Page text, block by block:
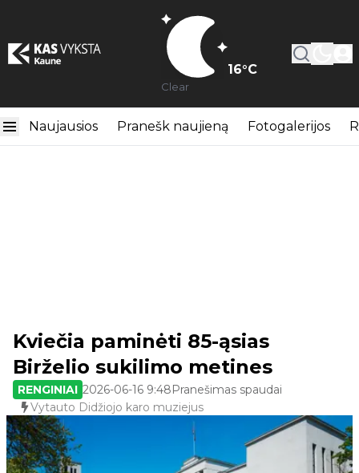
16°C
Clear
Naujausios Pranešk naujieną Fotogalerijos
Kviečia paminėti 85-ąsias
Birželio sukilimo metines
RENGINIAI 2026-06-16 9:48Pranešimas spaudai
Vytauto Didžiojo karo muziejus